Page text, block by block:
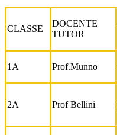
CLASSE
DOCENTE
TUTOR
1A Prof.Munno
2A Prof Bellini